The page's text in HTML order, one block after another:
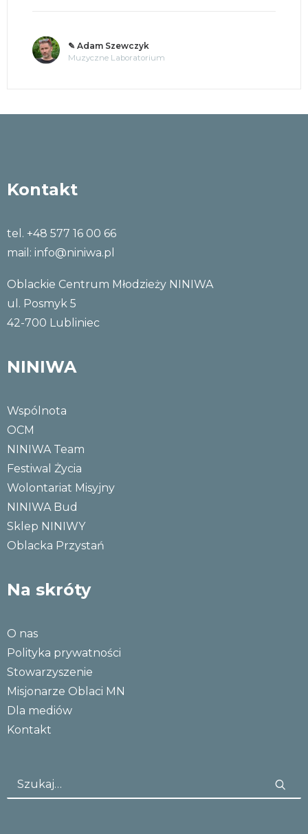
✎ Adam Szewczyk
Muzyczne Laboratorium
Kontakt
tel. +48 577 16 00 66
mail: info@niniwa.pl
Oblackie Centrum Młodzieży NINIWA
ul. Posmyk 5
42-700 Lubliniec
NINIWA
Wspólnota
OCM
NINIWA Team
Festiwal Życia
Wolontariat Misyjny
NINIWA Bud
Sklep NINIWY
Oblacka Przystań
Na skróty
O nas
Polityka prywatności
Stowarzyszenie
Misjonarze Oblaci MN
Dla mediów
Kontakt